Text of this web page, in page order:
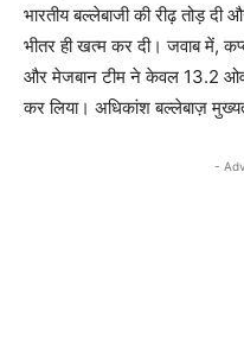
भारतीय बल्लेबाजी की रीढ़ तोड़
भीतर ही खत्म कर दी। जवाब में,
और मेजबान टीम ने केवल 13.2
कर लिया। अधिकांश बल्लेबाज़
-